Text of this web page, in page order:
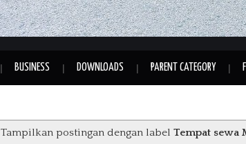
BUSINESS DOWNLOADS PARENT CATEGORY
Tampilkan postingan dengan label Tempat sewa